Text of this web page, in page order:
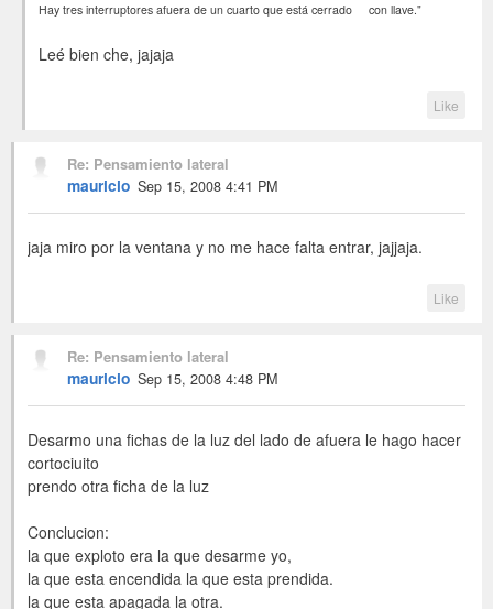
Hay tres interruptores afuera de un cuarto que está cerrado con llave."
Leé bien che, jajaja
Like
Re: Pensamiento lateral
mauricio Sep 15, 2008 4:41 PM
jaja miro por la ventana y no me hace falta entrar, jajjaja.
Like
Re: Pensamiento lateral
mauricio Sep 15, 2008 4:48 PM
Desarmo una fichas de la luz del lado de afuera le hago hacer
cortociuito
prendo otra ficha de la luz
Conclucion:
la que exploto era la que desarme yo,
la que esta encendida la que esta prendida.
la que esta apagada la otra.